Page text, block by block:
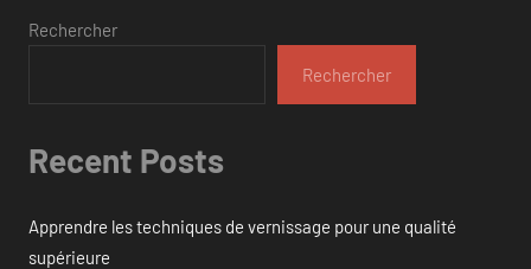
Rechercher
Rechercher
Recent Posts
Apprendre les techniques de vernissage pour une qualité
supérieure